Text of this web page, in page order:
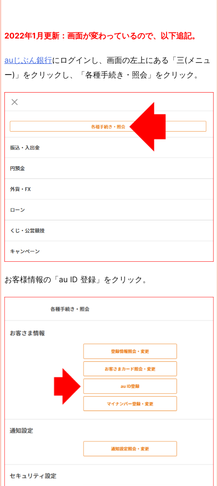
2022年1月更新：画面が変わっているので、以下追記。
auじぶん銀行にログインし、画面の左上にある「三(メニュ
ー)」をクリックし、「各種手続き・照会」をクリック。
お客様情報の「au ID 登録」をクリック。